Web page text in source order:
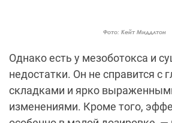
Фото: Кейт Миддлтон
Однако есть у мезоботокса и
недостатки. Он не справится с
складками и ярко
изменениями. Кроме того,